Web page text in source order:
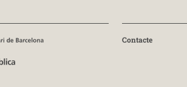
Contacte